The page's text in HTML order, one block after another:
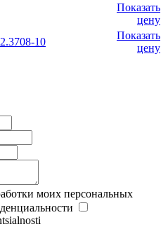
Показать
цену
10
Показать
цену
моих персональных